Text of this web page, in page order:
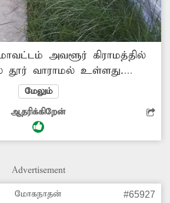
கிராமத்தில்
தூர் வாராமல் உள்ளது.
புல் ஆகியவை
குடியிருப்புகளில்
கழிவுநீர் கால்வாயில்
கழிவுநீர்
கொசுக்கள் உற்பத்தியாகி
நடவடிக்கை எடுப்பார்களா?
மேலும்
ஆதரிக்கிறேன்
Advertisement
மோகநாதன்
#65927